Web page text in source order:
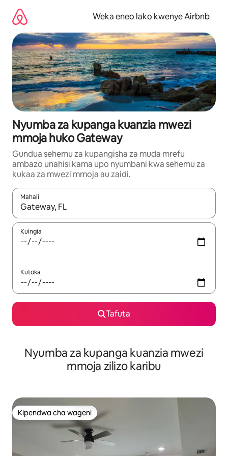
kwenda
kwenye
maudhui
Weka eneo lako kwenye Airbnb
Nyumba za kupanga kuanzia mwezi
mmoja huko Gateway
Gundua sehemu za kupangisha za muda mrefu
ambazo unahisi kama upo nyumbani kwa sehemu za
kukaa za mwezi mmoja au zaidi.
Mahali
Wakati matokeo yanapatikana, vinjari kwa kutumia vitufe vya
Kuingia
Kutoka
Tafuta
Nyumba za kupanga kuanzia mwezi
mmoja zilizo karibu
Kipendwa cha wageni
Kipendwa cha wageni